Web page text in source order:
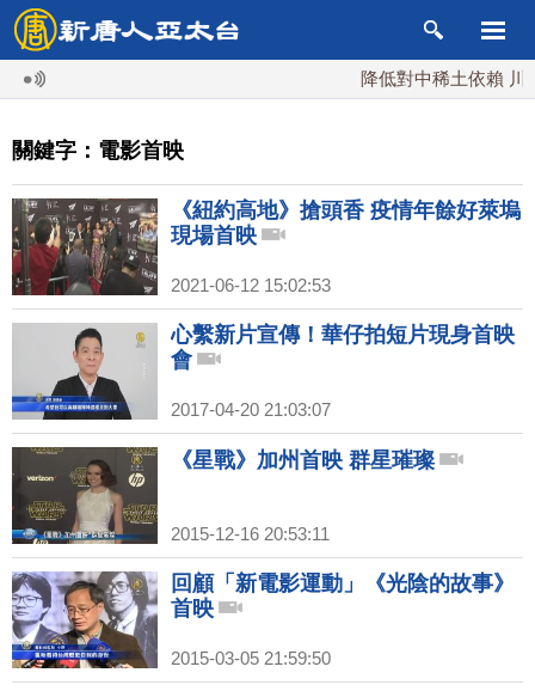
降低對中稀土依賴 川
關鍵字：電影首映
《紐約高地》搶頭香 疫情年餘好萊塢
現場首映
2021-06-12 15:02:53
心繫新片宣傳！華仔拍短片現身首映
會
2017-04-20 21:03:07
《星戰》加州首映 群星璀璨
2015-12-16 20:53:11
回顧「新電影運動」《光陰的故事》
首映
2015-03-05 21:59:50